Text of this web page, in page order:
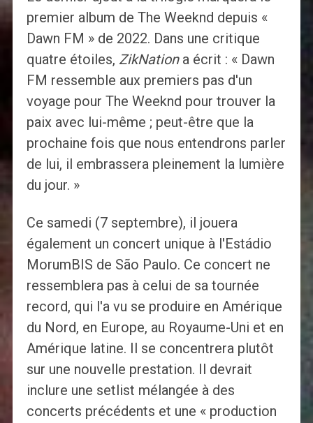
premier album de The Weeknd depuis «
Dawn FM » de 2022. Dans une critique
quatre étoiles, ZikNationa écrit : « Dawn
FM ressemble aux premiers pas d'un
voyage pour The Weeknd pour trouver la
paix avec lui-même ; peut-être que la
prochaine fois que nous entendrons parler
de lui, il embrassera pleinement la lumière
du jour. »
Ce samedi (7 septembre), il jouera
également un concert unique à l'Estádio
MorumBIS de São Paulo. Ce concert ne
ressemblera pas à celui de sa tournée
record, qui l'a vu se produire en Amérique
du Nord, en Europe, au Royaume-Uni et en
Amérique latine. Il se concentrera plutôt
sur une nouvelle prestation. Il devrait
inclure une setlist mélangée à des
concerts précédents et une « production